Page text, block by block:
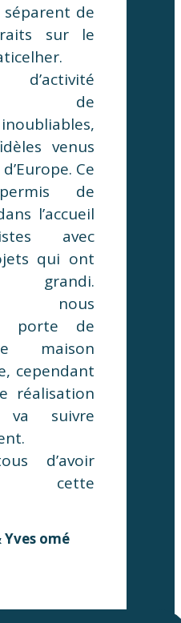
de
sur le
de
venus
Ce
de
l’accueil
avec
qui ont
grandi.
nous
porte de
maison
cependant
réalisation
suivre
d’avoir
cette
omé